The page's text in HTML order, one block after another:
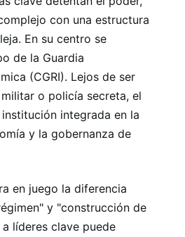
con una estructura
En su centro se
de la Guardia
(CGRI). Lejos de ser
o policía secreta, el
institución integrada en la
y la gobernanza de
en juego la diferencia
y "construcción de
líderes clave puede